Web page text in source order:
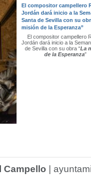
El compositor campellero
Jordán dará inicio a la
Santa de Sevilla con su
misión de la Esperanza”
El compositor campellero
Jordán dará inicio a la
de Sevilla con su obra “La
de la Esperanza”
Campello